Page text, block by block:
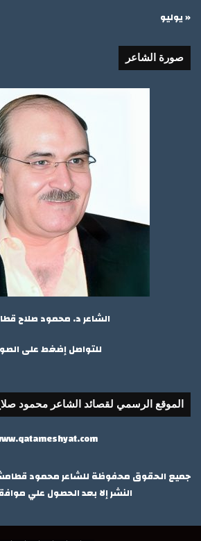
« يوليو
صورة الشاعر
الشاعر د. محمود صلاح
للتواصل إضغط على
الموقع الرسمي لقصائد الشاعر محمود
جميع الحقوق محفوظة للشاعر محمود
النشر إلا بعد الحصول علي